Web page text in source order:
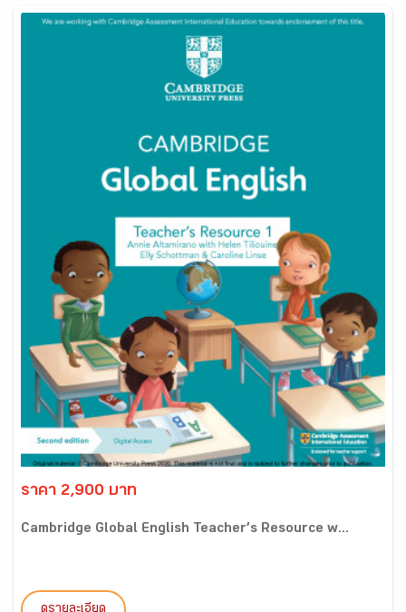
ราคา 2,900 บาท
Cambridge Global English Teacher’s Resource w...